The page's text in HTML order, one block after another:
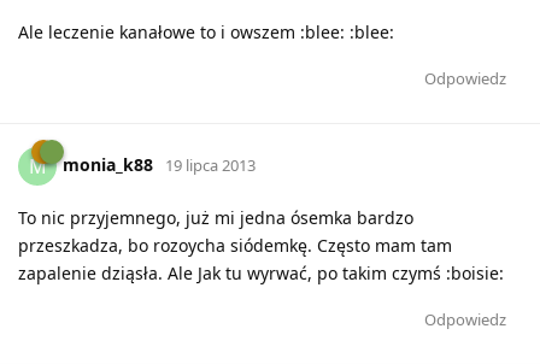
Ale leczenie kanałowe to i owszem :blee: :blee:
Odpowiedz
M monia_k88 19 lipca 2013
To nic przyjemnego, już mi jedna ósemka bardzo
przeszkadza, bo rozoycha siódemkę. Często mam tam
zapalenie dziąsła. Ale Jak tu wyrwać, po takim czymś :boisie:
Odpowiedz